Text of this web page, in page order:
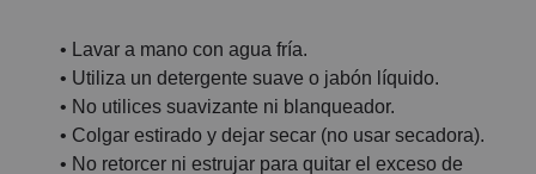
• Lavar a mano con agua fría.
• Utiliza un detergente suave o jabón líquido.
• No utilices suavizante ni blanqueador.
• Colgar estirado y dejar secar (no usar secadora).
• No retorcer ni estrujar para quitar el exceso de